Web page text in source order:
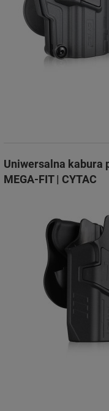
Uniwersalna kabura
MEGA-FIT | CYTAC